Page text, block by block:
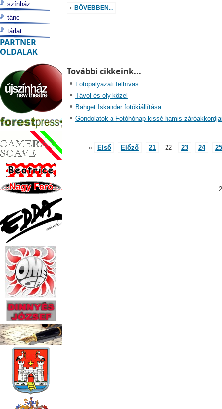
BŐVEBBEN...
További cikkeink...
Fotópályázati felhívás
Távol és oly közel
Bahget Iskander fotókiállítása
Gondolatok a Fotóhónap kissé hamis
« Első Előző 21 22 23 24 25
színház
tánc
tárlat
PARTNER
OLDALAK